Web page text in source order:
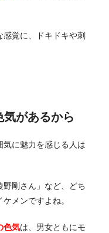
覚に、ドキドキや刺
気があるから
に魅力を感じる人は
剛さん」など、どち
メンですよね。
色気は、男女ともにモ